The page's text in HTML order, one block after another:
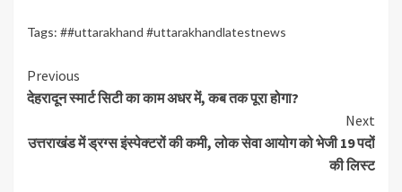
Tags: ##uttarakhand #uttarakhandlatestnews
Continue
Reading
Previous
देहरादून स्मार्ट सिटी का काम अधर में, कब तक पूरा होगा?
Next
उत्तराखंड में ड्रग्स इंस्पेक्टरों की कमी, लोक सेवा आयोग को भेजी 19 पदों
की लिस्ट